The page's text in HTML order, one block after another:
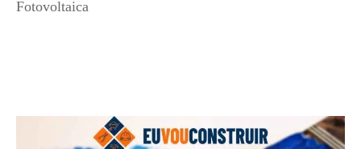
Fotovoltaica